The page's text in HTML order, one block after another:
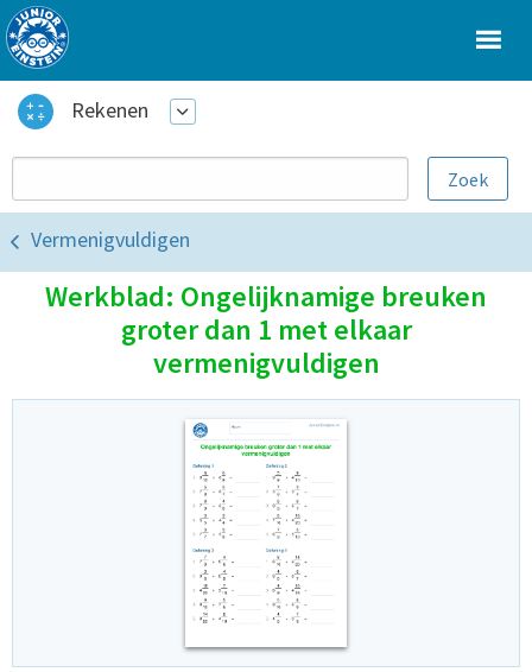
Rekenen
Vermenigvuldigen
Werkblad: Ongelijknamige breuken
groter dan 1 met elkaar
vermenigvuldigen